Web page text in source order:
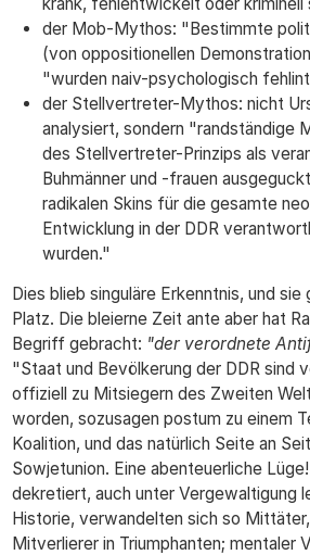
der Mob-Mythos: "Bestimmte
(von oppositionellen
"wurden naiv-psychologisch
der Stellvertreter-Mythos: nicht
analysiert, sondern "randständige
des Stellvertreter-Prinzips als
Buhmänner und -frauen
radikalen Skins für die gesamte
Entwicklung in der DDR
wurden."
Dies blieb singuläre Erkenntnis, und
Platz. Die bleierne Zeit ante aber hat
Begriff gebracht: "der verordnete
"Staat und Bevölkerung der DDR sind
offiziell zu Mitsiegern des Zweiten
worden, sozusagen postum zu einem
Koalition, und das natürlich Seite an
Sowjetunion. Eine abenteuerliche
dekretiert, auch unter Vergewaltigung
Historie, verwandelten sich so
Mitverlierer in Triumphanten; mentaler